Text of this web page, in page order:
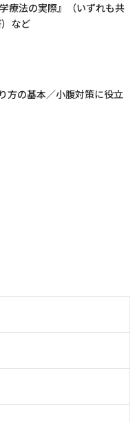
療法の実際』（いずれも共
など
方の基本／小腹対策に役立